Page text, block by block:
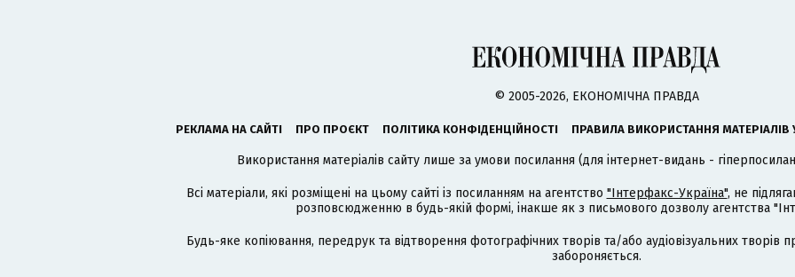
© 2005-2026, ЕКОНОМІЧНА ПРАВДА
РЕКЛАМА НА САЙТІ ПРО ПРОЄКТ ПОЛІТИКА КОНФІДЕНЦІЙНОСТІ ПРАВИЛА ВИКОРИСТАННЯ МАТЕРІАЛІВ
Використання матеріалів сайту лише за умови посилання (для інтернет-видань -
Всі матеріали, які розміщені на цьому сайті із посиланням на агентство "Інтерфакс-Україна", не
розповсюдженню в будь-якій формі, інакше як з письмового дозволу агентства
Будь-яке копіювання, передрук та відтворення фотографічних творів та/або аудіовізуальних
забороняється.